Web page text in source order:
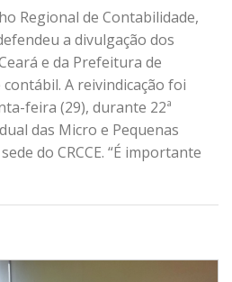
Regional de Contabilidade,
a divulgação dos
e da Prefeitura de
A reivindicação foi
feira (29), durante 22ª
das Micro e Pequenas
do CRCCE. “É importante